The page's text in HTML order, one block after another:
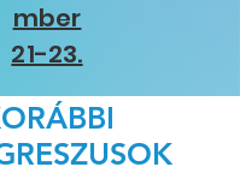
mber
21-23.